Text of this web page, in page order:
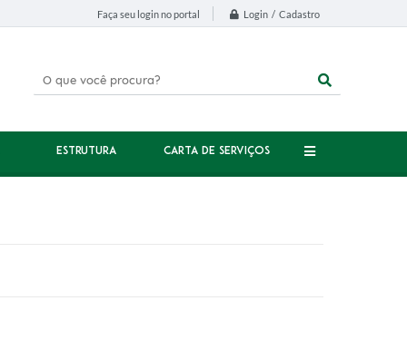
Faça seu login no portal Login / Cadastro
ESTRUTURA CARTA DE SERVIÇOS